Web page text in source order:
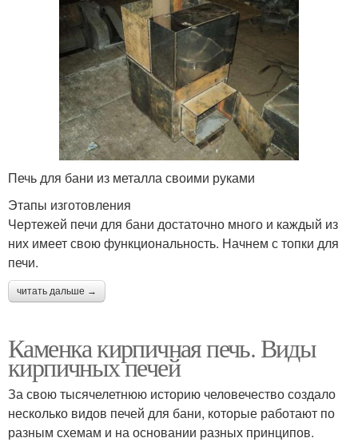
Печь для бани из металла своими руками
Этапы изготовления
Чертежей печи для бани достаточно много и каждый из
них имеет свою функциональность. Начнем с топки для
печи.
читать дальше →
Каменка кирпичная печь. Виды
кирпичных печей
За свою тысячелетнюю историю человечество создало
несколько видов печей для бани, которые работают по
разным схемам и на основании разных принципов.